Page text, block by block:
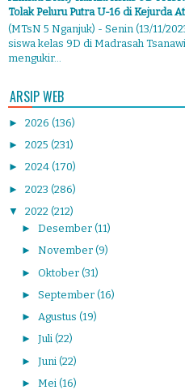
Tolak Peluru Putra U-16 di Kejurda
(MTsN 5 Nganjuk) - Senin (13/11/
siswa kelas 9D di Madrasah
mengukir...
ARSIP WEB
► 2026 (136)
► 2025 (231)
► 2024 (170)
► 2023 (286)
▼ 2022 (212)
► Desember (11)
► November (9)
► Oktober (31)
► September (16)
► Agustus (19)
► Juli (22)
► Juni (22)
► Mei (16)